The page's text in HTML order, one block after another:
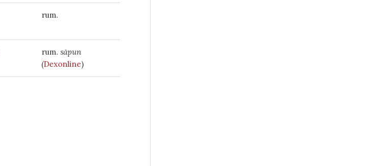
rum.
rum. săpun
(Dexonline)